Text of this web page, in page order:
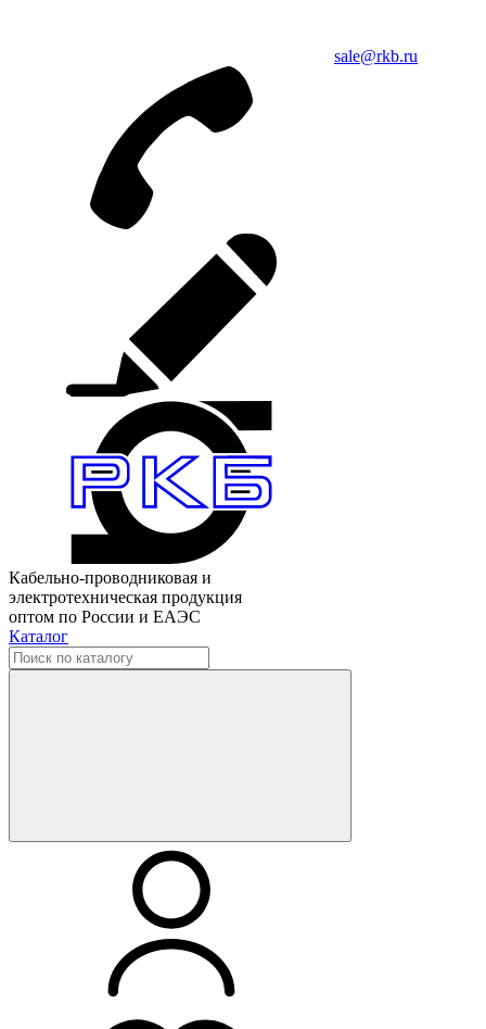
sale@rkb.ru
Кабельно-проводниковая и
электротехническая продукция
оптом по России и ЕАЭС
Каталог